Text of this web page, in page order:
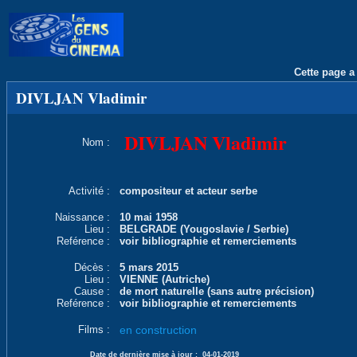
Cette page
DIVLJAN Vladimir
Nom : DIVLJAN Vladimir
Activité : compositeur et acteur serbe
Naissance :
10 mai 1958
Lieu :
BELGRADE (Yougoslavie / Serbie)
Reférence :
voir bibliographie et remerciements
Décès :
5 mars 2015
Lieu :
VIENNE (Autriche)
Cause :
de mort naturelle (sans autre précision)
Reférence :
voir bibliographie et remerciements
Films : en construction
Date de dernière mise à jour : 04-01-2019